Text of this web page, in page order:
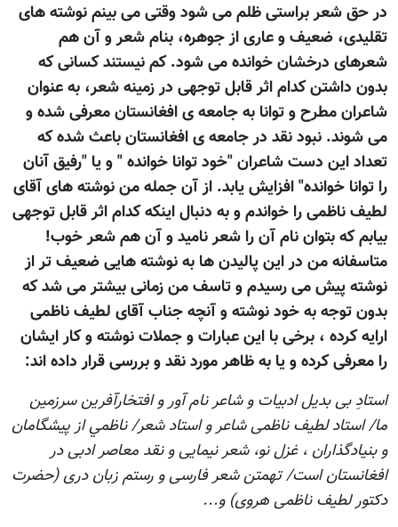
در حق شعر براستی ظلم می شود وقتی می بينم نوشته های
تقلیدی، ضعيف و عاری از جوهره، بنام شعر و آن هم
شعرهای درخشان خوانده می شود. کم نيستند کسانی که
بدون داشتن کدام اثر قابل توجهی در زمينه شعر، به عنوان
شاعران مطرح و توانا به جامعه ی افغانستان معرفی شده و
می شوند. نبود نقد در جامعه ی افغانستان باعث شده که
تعداد اين دست شاعران "خود توانا خوانده " و يا "رفيق آنان
را توانا خوانده" افزايش يابد. از آن جمله من نوشته های آقای
لطيف ناظمی را خواندم و به دنبال اينکه کدام اثر قابل توجهی
بيابم که بتوان نام آن را شعر ناميد و آن هم شعر خوب!
متاسفانه من در اين پاليدن ها به نوشته هایی ضعيف تر از
نوشته پيش می رسيدم و تاسف من زمانی بيشتر می شد که
بدون توجه به خود نوشته و آنچه جناب آقای لطيف ناظمی
ارايه کرده ، برخی با اين عبارات و جملات نوشته و کار ايشان
را معرفی کرده و يا به ظاهر مورد نقد و بررسی قرار داده اند:
استادِ بی بدیل ادبیات و شاعر نام آور و افتخارآفرین سرزمین
ما/ استاد لطیف ناظمی شاعر و استاد شعر/ ناظمي از پیشگامان
و بنیادگذاران ، غزل نو، شعر نیمایی و نقد معاصر ادبی در
افغانستان است/ تهمتن شعر فارسی و رستم زبان دری (حضرت
دکتور لطیف ناظمی هروی) و...